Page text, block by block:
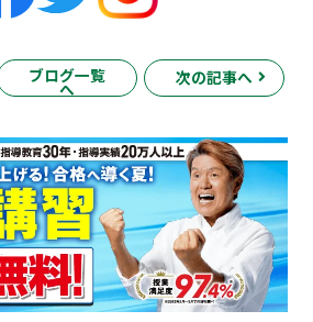
ブログ一覧
へ
次の記事へ